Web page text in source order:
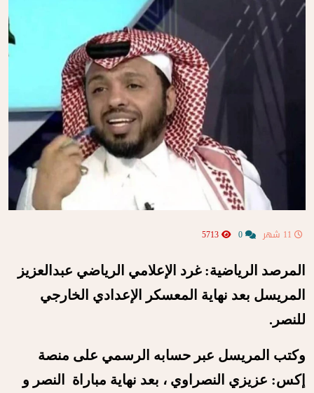
المرصد الرياضية: غرد الإعلامي الرياضي عبدالعزيز
المريسل بعد نهاية المعسكر الإعدادي الخارجي
للنصر.
وكتب المريسل عبر حسابه الرسمي على منصة
إكس: عزيزي النصراوي ،
بعد نهاية مباراة ‎النصر و